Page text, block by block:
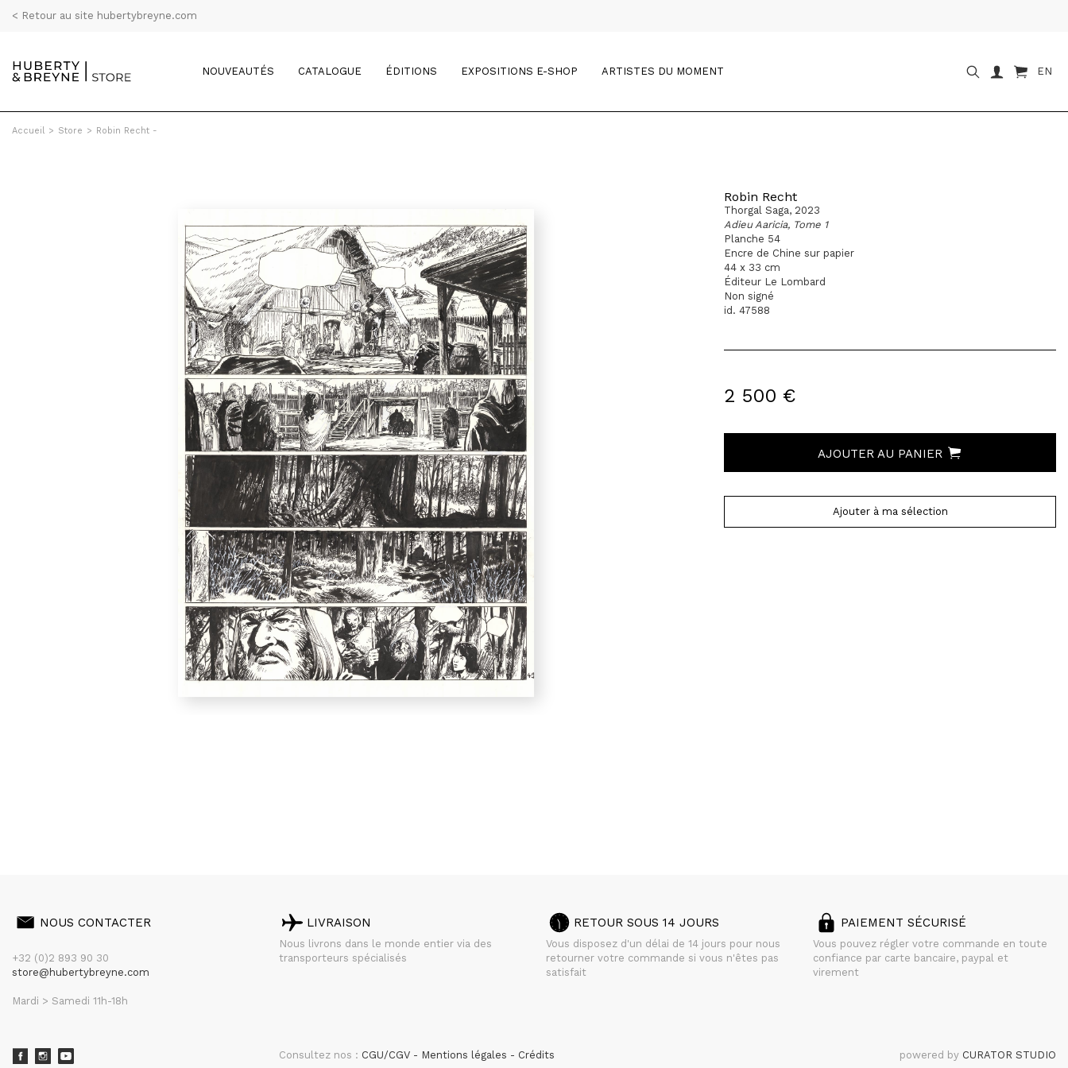
< Retour au site hubertybreyne.com
NOUVEAUTÉS CATALOGUE ÉDITIONS EXPOSITIONS E-SHOP ARTISTES DU MOMENT EN
Accueil > Store > Robin Recht -
Robin Recht
Thorgal Saga, 2023
Adieu Aaricia, Tome 1
Planche 54
Encre de Chine sur papier
44 x 33 cm
Éditeur Le Lombard
Non signé
id. 47588
2 500 €
AJOUTER AU PANIER
Ajouter à ma sélection
NOUS CONTACTER
+32 (0)2 893 90 30
store@hubertybreyne.com
Mardi > Samedi 11h-18h
LIVRAISON
Nous livrons dans le monde entier via des
transporteurs spécialisés
RETOUR SOUS 14 JOURS
Vous disposez d'un délai de 14 jours pour nous
retourner votre commande si vous n'êtes pas
satisfait
PAIEMENT SÉCURISÉ
Vous pouvez régler votre commande en toute
confiance par carte bancaire, paypal et
virement
Consultez nos : CGU/CGV Mentions légales Crédits powered by CURATOR STUDIO